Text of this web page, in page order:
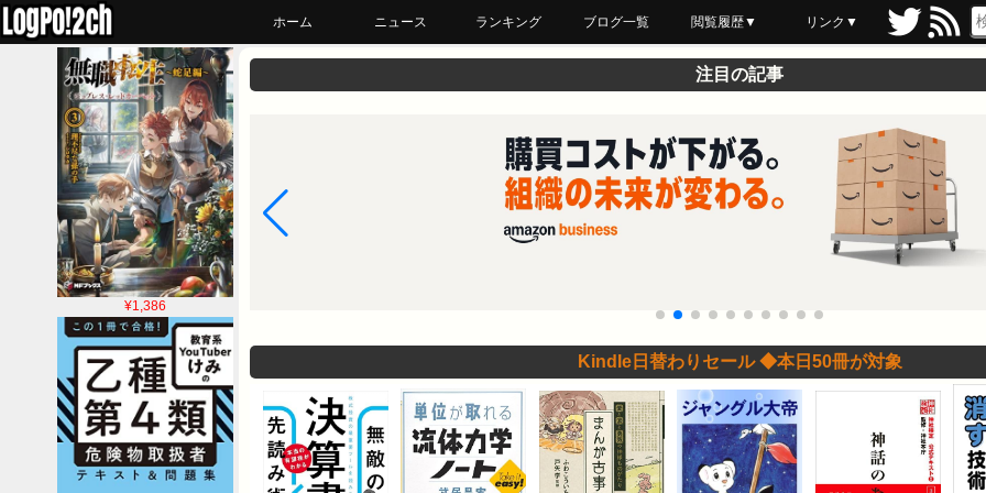
ホーム ニュース ランキング ブログ一覧 閲覧履歴▼
最近読んだ
あとで読む
ブックマーク
リンク▼
¥1,386
注目の記事
Kindle日替わりセール ◆本日50冊が対象